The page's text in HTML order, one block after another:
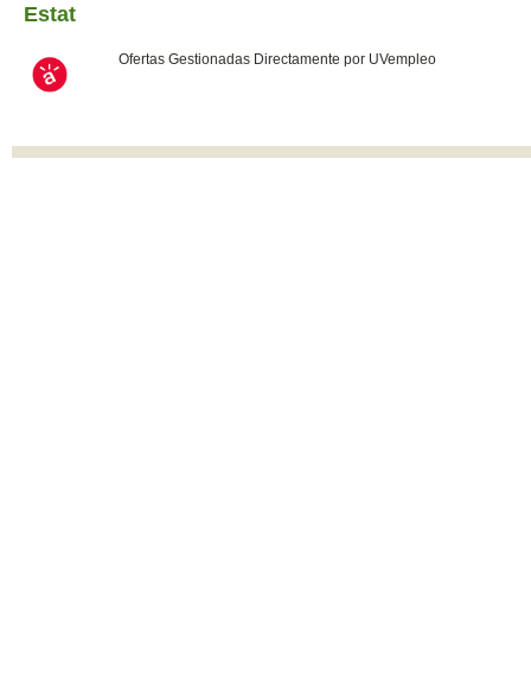
Estat
Ofertas Gestionadas Directamente por UVempleo